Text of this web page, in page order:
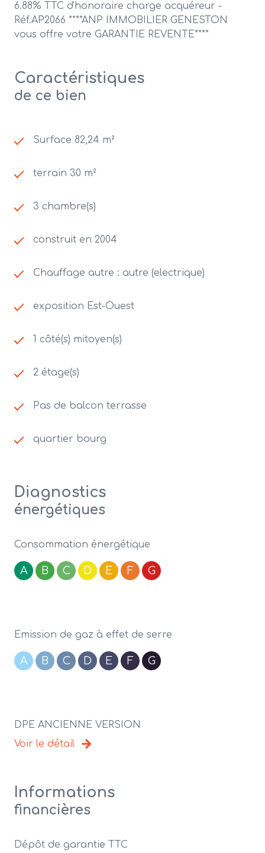
6.88% TTC d'honoraire charge acquéreur -
Réf.AP2066 ****ANP IMMOBILIER GENESTON
vous offre votre GARANTIE REVENTE****
Caractéristiques
de ce bien
Surface 82,24 m²
terrain 30 m²
3 chambre(s)
construit en 2004
Chauffage autre : autre (electrique)
exposition Est-Ouest
1 côté(s) mitoyen(s)
2 étage(s)
Pas de balcon terrasse
quartier bourg
Diagnostics
énergétiques
Consommation énergétique
A B C D E F G
Emission de gaz à effet de serre
A B C D E F G
DPE ANCIENNE VERSION
Voir le détail
Informations
financières
Dépôt de garantie TTC